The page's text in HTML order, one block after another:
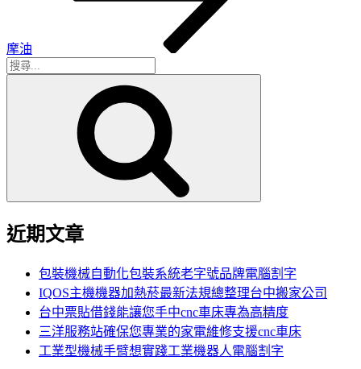
摩油
搜
近期文章
包裝機械自動化包裝系統老字號品牌電腦割字
IQOS主機機器加熱菸最新法規總整理台中搬家公司
台中票貼借錢能讓您手中cnc車床專為高精度
三洋服務站確保您專業的家電維修支援cnc車床
工業型機械手臂想實踐工業機器人電腦割字